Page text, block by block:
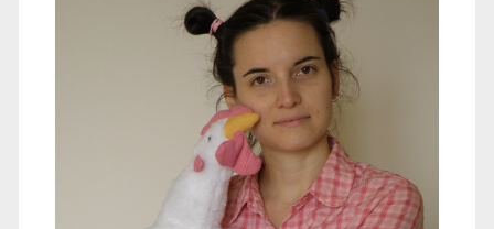
prosciutto</span>